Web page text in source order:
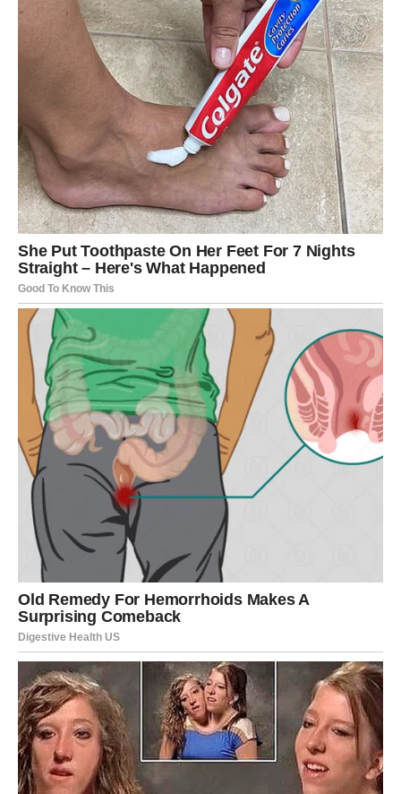
VODOLIJA
Vodolijama četvrtak donosi potrebu za slobodom, ali i
suočavanje sa emocijama koje ne mogu više da ignorišu.
Danas možete imati važan razgovor ili unutrašnje
razjašnjenje. Na poslu se ističe vaša originalnost, ali
pazite da ne idete protiv sebe samo da biste bili drugačiji.
U ljubavi – neko želi da vas razume dublje. Slobodne
Vodolije mogu započeti komunikaciju koja vodi ka
nečemu neočekivanom.
RIBE
Ribe danas imaju pojačanu intuiciju i emotivnu osetljivost.
Četvrtak vam donosi priliku da se povežete sa sobom i
svojim željama. Nemojte potiskivati osećanja – danas je
važno da ih priznate. Na poslu se oslonite na kreativnost.
U ljubavi – nežnost i razumevanje donose čuda. Slobodne
Ribe mogu sanjati, ali i započeti nešto što ima potencijal
da preraste u duboku vezu.